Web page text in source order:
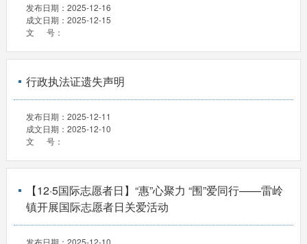
发布日期： 2025-12-16
成文日期： 2025-12-15
文 号：
行政执法证遗失声明
发布日期： 2025-12-11
成文日期： 2025-12-10
文 号：
【12·5国际志愿者日】“惠”心聚力 “围”爱同行——雷岭
镇开展国际志愿者日关爱活动
发布日期： 2025-12-10